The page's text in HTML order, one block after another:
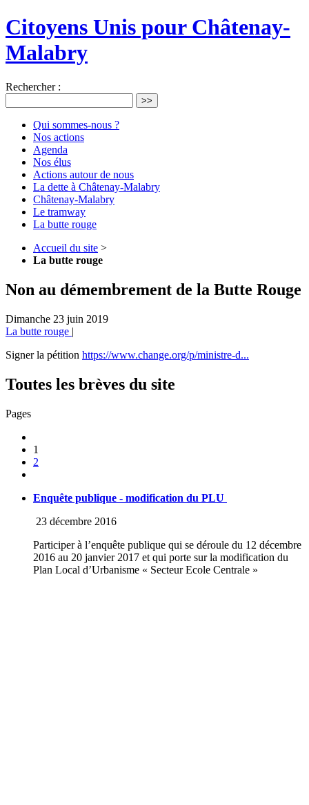
Citoyens Unis pour Châtenay-
Malabry
Rechercher :
>>
Qui sommes-nous ?
Nos actions
Agenda
Nos élus
Actions autour de nous
La dette à Châtenay-Malabry
Châtenay-Malabry
Le tramway
La butte rouge
Accueil du site >
La butte rouge
Non au démembrement de la Butte Rouge
Dimanche 23 juin 2019
La butte rouge |
Signer la pétition https://www.change.org/p/ministre-d...
Toutes les brèves du site
Pages
1
2
Enquête publique - modification du PLU
23 décembre 2016
Participer à l’enquête publique qui se déroule du 12 décembre
2016 au 20 janvier 2017 et qui porte sur la modification du
Plan Local d’Urbanisme « Secteur Ecole Centrale »